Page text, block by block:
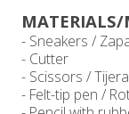
MATERIALS/
- Sneakers /
- Cutter
- Scissors /
- Felt-tip pen /